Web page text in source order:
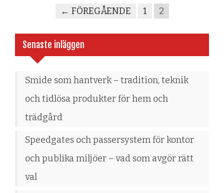
← FÖREGÅENDE 1 2
Senaste inläggen
Smide som hantverk – tradition, teknik
och tidlösa produkter för hem och
trädgård
Speedgates och passersystem för kontor
och publika miljöer – vad som avgör rätt
val